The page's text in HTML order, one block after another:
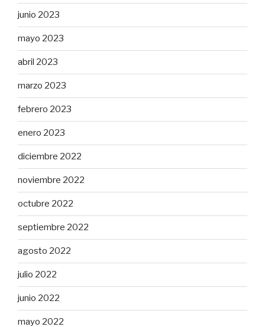
junio 2023
mayo 2023
abril 2023
marzo 2023
febrero 2023
enero 2023
diciembre 2022
noviembre 2022
octubre 2022
septiembre 2022
agosto 2022
julio 2022
junio 2022
mayo 2022